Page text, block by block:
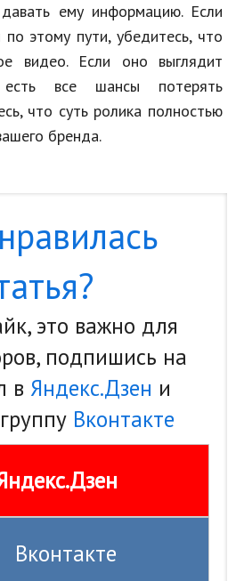
давать ему информацию. Если
этому пути, убедитесь, что
видео. Если оно выглядит
все шансы потерять
что суть ролика полностью
бренда.
это важно для
подпишись на
в Яндекс.Дзен и
Вконтакте
Вконтакте